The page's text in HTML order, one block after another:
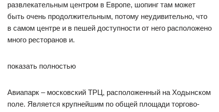
развлекательным центром в Европе, шопинг там может
быть очень продолжительным, потому неудивительно, что
в самом центре и в пешей доступности от него расположено
много ресторанов и.
показать полностью
Авиапарк – московский ТРЦ, расположенный на Ходынском
поле. Является крупнейшим по общей площади торгово-